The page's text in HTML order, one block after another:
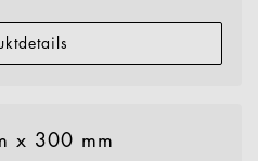
x 300 mm